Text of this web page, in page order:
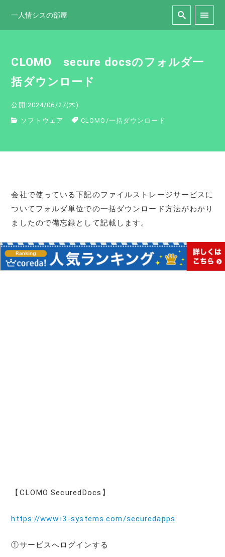
一人情シスの部屋
CLOMO secure docsのフォルダ一
括ダウンロード
公開:2024/06/27(木)
ソフトウェア CLOMO /一括ダウンロード
会社で使っている下記のファイルストレージサービスに
ついてフォルダ単位での一括ダウンロード方法がわかり
ましたので備忘録として記載します。
【CLOMO SecuredDocs】
https://www.i3-systems.com/securedapps
①サービスへログインする